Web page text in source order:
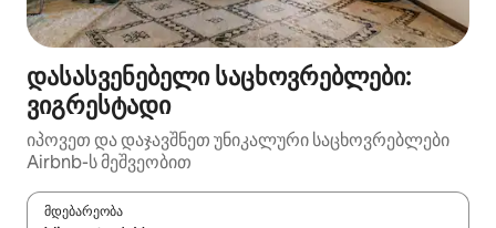
დასასვენებელი საცხოვრებლები:
ვიგრესტადი
იპოვეთ და დაჯავშნეთ უნიკალური საცხოვრებლები
Airbnb-ს მეშვეობით
მდებარეობა